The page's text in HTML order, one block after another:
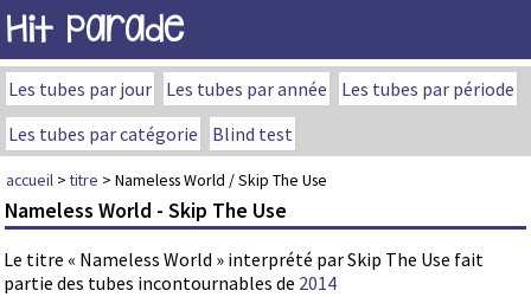
Hit Parade
Les tubes par jour Les tubes par année
Les tubes par période
Les tubes par catégorie
Blind test
accueil >titre > Nameless World / Skip The Use
Nameless World - Skip The Use
Le titre « Nameless World » interprété par Skip The Use fait
partie des tubes incontournables de 2014